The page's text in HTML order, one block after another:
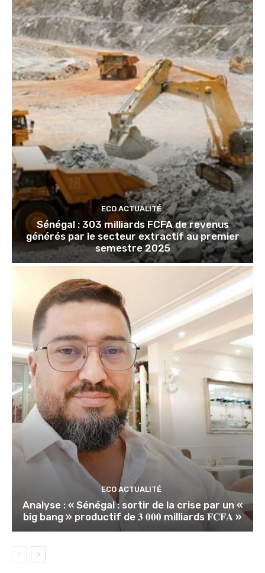
ECO ACTUALITÉ
Sénégal : 303 milliards FCFA de revenus
générés par le secteur extractif au premier
semestre 2025
ECO ACTUALITÉ
Analyse : « Sénégal : sortir de la crise par un «
big bang » productif de 𝟑 𝟎𝟎𝟎 milliards 𝐅𝐂𝐅𝐀 »